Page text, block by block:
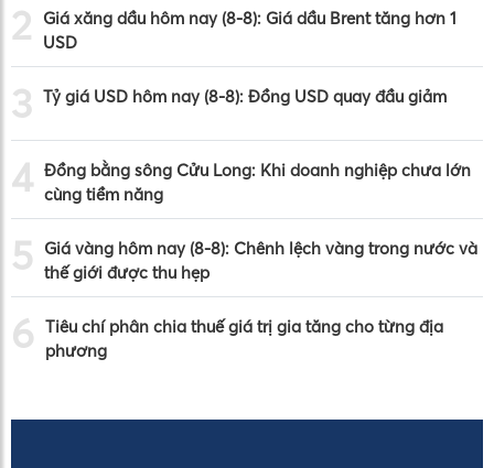
2
Giá xăng dầu hôm nay (8-8): Giá dầu Brent tăng hơn 1
USD
3 Tỷ giá USD hôm nay (8-8): Đồng USD quay đầu giảm
4 Đồng bằng sông Cửu Long: Khi doanh nghiệp chưa lớn
cùng tiềm năng
5
Giá vàng hôm nay (8-8): Chênh lệch vàng trong nước và
thế giới được thu hẹp
6 Tiêu chí phân chia thuế giá trị gia tăng cho từng địa
phương